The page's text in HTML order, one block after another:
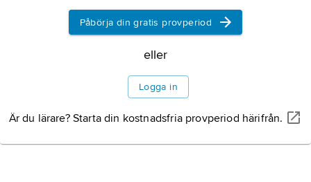
Påbörja din gratis provperiod
eller
Logga in
Är du lärare? Starta din kostnadsfria provperiod härifrån.